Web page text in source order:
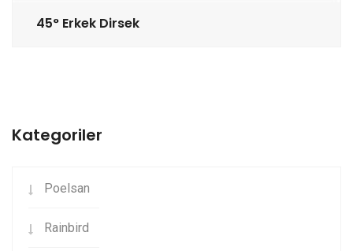
45° Erkek Dirsek
Kategoriler
Poelsan
Rainbird